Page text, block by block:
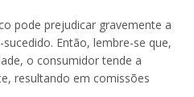
pode prejudicar gravemente a
Então, lembre-se que,
o consumidor tende a
resultando em comissões